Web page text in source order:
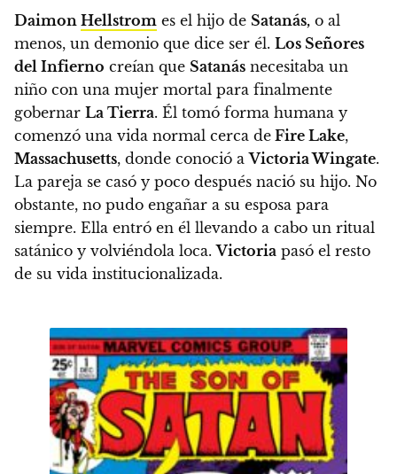
Daimon Hellstrom es el hijo de Satanás, o al
menos, un demonio que dice ser él. Los Señores
del Infierno creían que Satanás necesitaba un
niño con una mujer mortal para finalmente
gobernar La Tierra. Él tomó forma humana y
comenzó una vida normal cerca de Fire Lake,
Massachusetts, donde conoció aVictoria Wingate.
La pareja se casó y poco después nació su hijo. No
obstante, no pudo engañar a su esposa para
siempre. Ella entró en él llevando a cabo un ritual
satánico y volviéndola loca.Victoria pasó el resto
de su vida institucionalizada.